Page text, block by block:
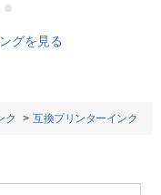
グを見る
ク 互換プリンターインク